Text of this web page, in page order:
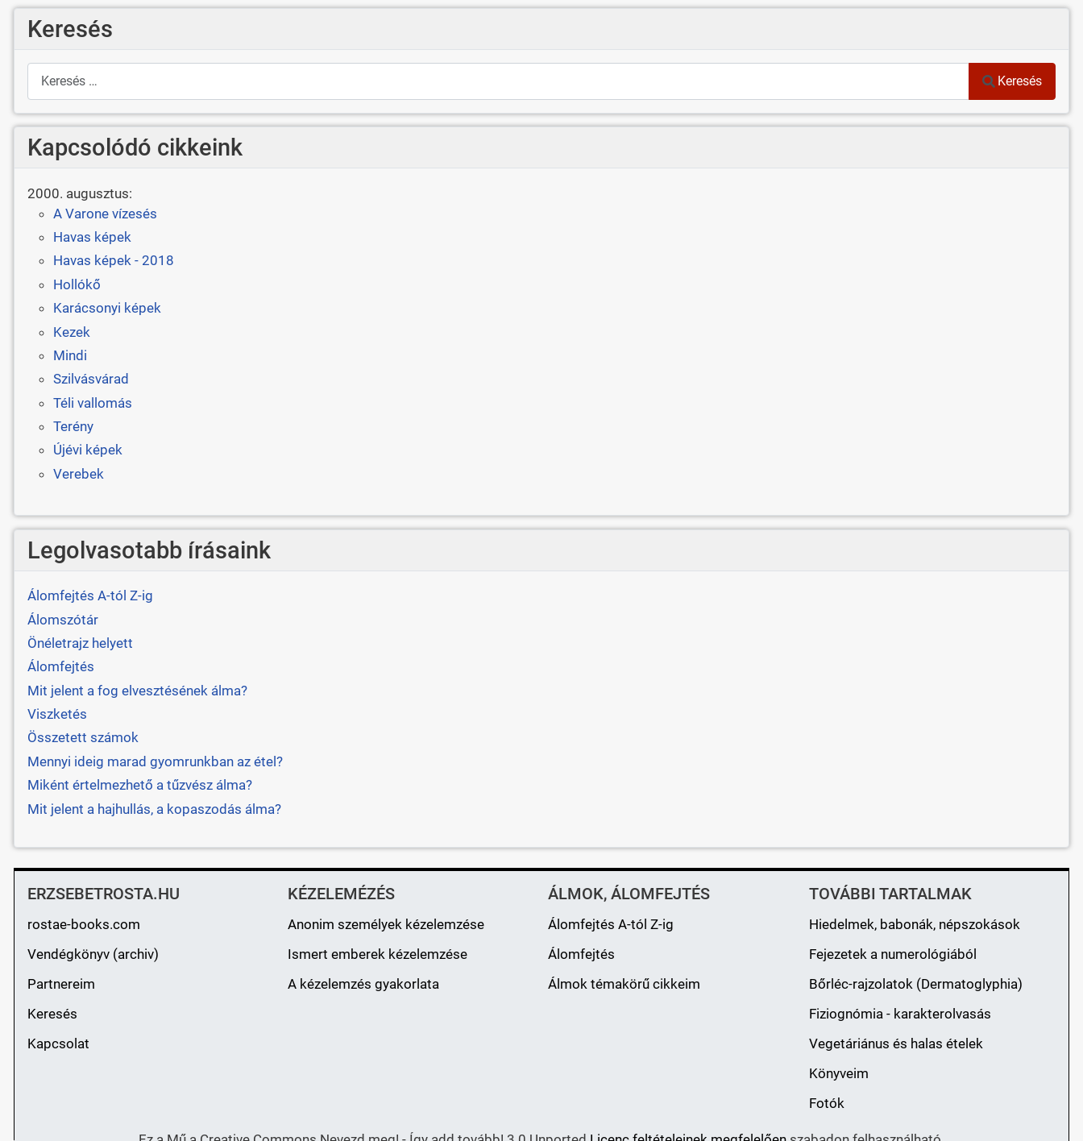
Keresés
Keresés
Keresés
Kapcsolódó cikkeink
2000. augusztus:
A Varone vízesés
Havas képek
Havas képek - 2018
Hollókő
Karácsonyi képek
Kezek
Mindi
Szilvásvárad
Téli vallomás
Terény
Újévi képek
Verebek
Legolvasotabb írásaink
Álomfejtés A-tól Z-ig
Álomszótár
Önéletrajz helyett
Álomfejtés
Mit jelent a fog elvesztésének álma?
Viszketés
Összetett számok
Mennyi ideig marad gyomrunkban az étel?
Miként értelmezhető a tűzvész álma?
Mit jelent a hajhullás, a kopaszodás álma?
ERZSEBETROSTA.HU
rostae-books.com
Vendégkönyv (archiv)
Partnereim
Keresés
Kapcsolat
KÉZELEMÉZÉS
Anonim személyek kézelemzése
Ismert emberek kézelemzése
A kézelemzés gyakorlata
ÁLMOK, ÁLOMFEJTÉS
Álomfejtés A-tól Z-ig
Álomfejtés
Álmok témakörű cikkeim
TOVÁBBI TARTALMAK
Hiedelmek, babonák, népszokások
Fejezetek a numerológiából
Bőrléc-rajzolatok (Dermatoglyphia)
Fiziognómia - karakterolvasás
Vegetáriánus és halas ételek
Könyveim
Fotók